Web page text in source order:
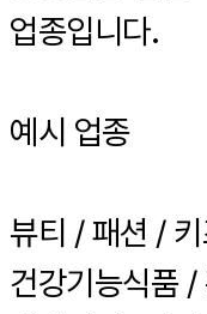
업종입니다.
예시 업종
뷰티 / 패션 /
건강기능식품